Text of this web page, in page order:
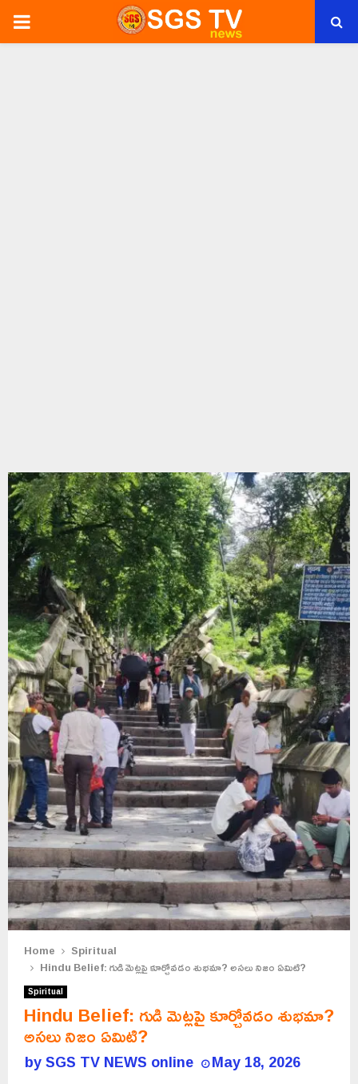
PRIMARY
Home
Spiritual
Hindu Belief: గుడి మెట్లపై కూర్చోవడం శుభమా? అసలు నిజం ఏమిటి?
Spiritual
Hindu Belief: గుడి మెట్లపై కూర్చోవడం శుభమా?
అసలు నిజం ఏమిటి?
bySGS TV NEWS online May 18, 2026